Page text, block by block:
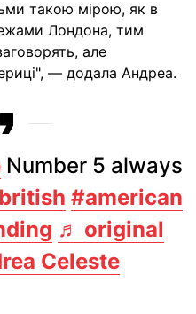
такою мірою, як в
Лондона, тим
але
— додала Андреа.
Number 5 always
#american
♬ original
Celeste